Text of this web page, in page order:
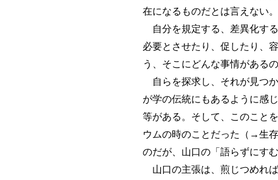
在になるものだとは言えない。
自分を規定する、差異化す
必要とさせたり、促したり、
う、そこにどんな事情がある
自らを探求し、それが見つ
が学の伝統にもあるように感
等がある。そして、このこと
ウムの時のことだった（→生
のだが、山口の「語らずにす
山口の主張は、煎じつめれ